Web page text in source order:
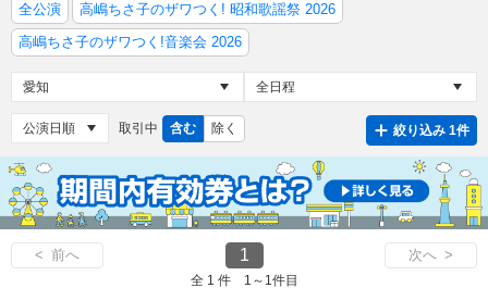
全公演
高嶋ちさ子のザワつく! 昭和歌謡祭 2026
高嶋ちさ子のザワつく!音楽会 2026
取引中 含む 除く 絞り込み 1件
< 前へ 1 次へ >
全 1 件 1～1件目